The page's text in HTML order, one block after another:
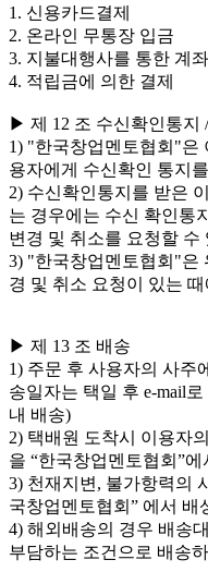
1. 신용카드결제
2. 온라인 무통장 입금
3. 지불대행사를 통한 계
4. 적립금에 의한 결제
▶ 제 12 조 수신확인통지
1) "한국창업멘토협회"은
용자에게 수신확인 통지
2) 수신확인통지를 받은
는 경우에는 수신 확인통
변경 및 취소를 요청할 수
3) "한국창업멘토협회"은
경 및 취소 요청이 있는
▶ 제 13 조 배송
1) 주문 후 사용자의 사주
송일자는 택일 후 e-mail
내 배송)
2) 택배원 도착시 이용자
을 “한국창업멘토협회”
3) 천재지변, 불가항력의
국창업멘토협회” 에서 배
4) 해외배송의 경우 배송
부담하는 조건으로 배송